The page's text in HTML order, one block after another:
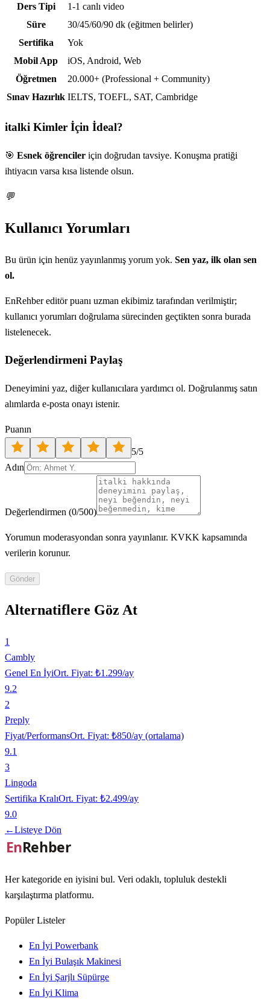
Teknik özellikler
Ders Tipi
1-1 canlı video
Süre
30/45/60/90 dk (eğitmen belirler)
Sertifika
Yok
Mobil App
iOS, Android, Web
Öğretmen
20.000+ (Professional + Community)
Sınav Hazırlık IELTS, TOEFL, SAT, Cambridge
italki Kimler İçin İdeal?
🎯 Esnek öğrenciler için doğrudan tavsiye. Konuşma pratiği
ihtiyacın varsa kısa listende olsun.
💬
Kullanıcı Yorumları
Bu ürün için henüz yayınlanmış yorum yok. Sen yaz, ilk olan sen
ol.
EnRehber editör puanı uzman ekibimiz tarafından verilmiştir;
kullanıcı yorumları doğrulama sürecinden geçtikten sonra burada
listelenecek.
Değerlendirmeni Paylaş
Deneyimini yaz, diğer kullanıcılara yardımcı ol. Doğrulanmış satın
alımlarda e-posta onayı istenir.
Puanın
5/5
Adın
Değerlendirmen (0/500)
Yorumun moderasyondan sonra yayınlanır. KVKK kapsamında
verilerin korunur.
Gönder
Alternatiflere Göz At
1
Cambly
Genel En İyiOrt. Fiyat: ₺1.299/ay
9.2
2
Preply
Fiyat/PerformansOrt. Fiyat: ₺850/ay (ortalama)
9.1
3
Lingoda
Sertifika KralıOrt. Fiyat: ₺2.499/ay
9.0
←Listeye Dön
Her kategoride en iyisini bul. Veri odaklı, topluluk destekli
karşılaştırma platformu.
Popüler Listeler
En İyi Powerbank
En İyi Bulaşık Makinesi
En İyi Şarjlı Süpürge
En İyi Klima